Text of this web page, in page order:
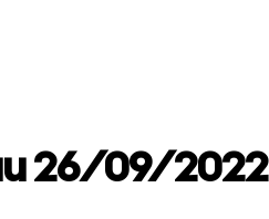
26/09/2022